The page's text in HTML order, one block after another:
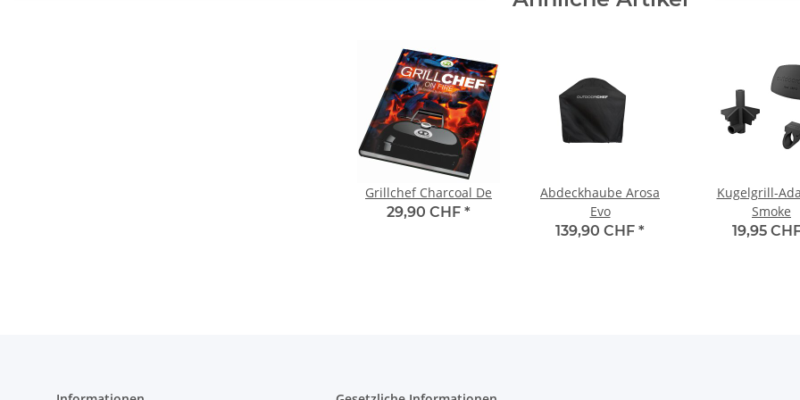
Grillchef Charcoal De
29,90 CHF *
Abdeckhaube Arosa
Evo
139,90 CHF *
Kugelgrill-
Smoke
19,95